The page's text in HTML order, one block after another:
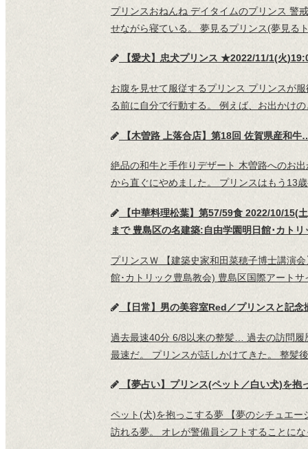
プリンスおねんね デイタイムのプリンス 警
せながら寝ている。 夢見るプリンス(夢見
【愛犬】忠犬プリンス ★2022/11/1(火
お腹を見せて服従するプリンス プリンスが
る前に自分で行動する。 例えば、お出かけ
【木曽路 上落合店】第18回 佐賀県産和
絶品の和牛と手作りデザート 木曽路へのお
から直ぐにやめました。 プリンスはもう
【中華料理松葉】第57/59食 2022/10/15(
まで 豊島区の名建築:自由学園明日館･カト
プリンスＷ 【建築史家和田菜穂子博士講演
館･カトリック豊島教会) 豊島区国際アート
【日常】男の美容室Red／プリンスと記
過去最速40分 6/8以来の整髪… 過去の訪問履
最速だ。 プリンスが話しかけてきた。 整
【夢占い】プリンス(ペット／白い犬)を
ペット(犬)を抱っこする夢 【夢のシチュエ
訪れる夢。 オレが警備員シフトすることに